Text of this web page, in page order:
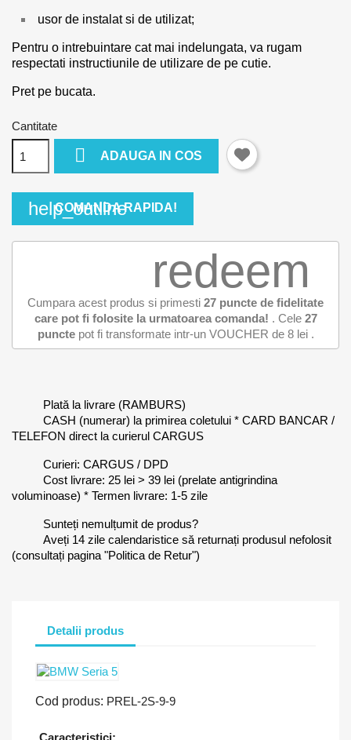
usor de instalat si de utilizat;
Pentru o intrebuintare cat mai indelungata, va rugam
respectati instructiunile de utilizare de pe cutie.
Pret pe bucata.
Cantitate
 ADAUGA IN COS
help_outline
COMANDA RAPIDA!
redeem
Cumpara acest produs si primesti 27 puncte de fidelitate
care pot fi folosite la urmatoarea comanda! . Cele 27
punctepot fi transformate intr-un VOUCHER de 8 lei.
Plată la livrare (RAMBURS)
CASH (numerar) la primirea coletului * CARD BANCAR /
TELEFON direct la curierul CARGUS
Curieri: CARGUS / DPD
Cost livrare: 25 lei > 39 lei (prelate antigrindina
voluminoase) * Termen livrare: 1-5 zile
Sunteți nemulțumit de produs?
Aveți 14 zile calendaristice să returnați produsul nefolosit
(consultați pagina "Politica de Retur")
Detalii produs
Cod produs: PREL-2S-9-9
Caracteristici: